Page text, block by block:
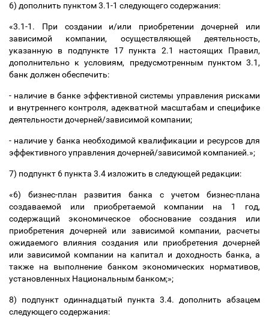
6) дополнить пунктом 3.1-1 следующего содержания:
«3.1-1. При создании и/или приобретении дочерней или
зависимой компании, осуществляющей деятельность,
указанную в подпункте 17 пункта 2.1 настоящих Правил,
дополнительно к условиям, предусмотренным пунктом 3.1,
банк должен обеспечить:
- наличие в банке эффективной системы управления рисками
и внутреннего контроля, адекватной масштабам и специфике
деятельности дочерней/зависимой компании;
- наличие у банка необходимой квалификации и ресурсов для
эффективного управления дочерней/зависимой компанией.»;
7) подпункт 6 пункта 3.4 изложить в следующей редакции:
«6) бизнес-план развития банка с учетом бизнес-плана
создаваемой или приобретаемой компании на 1 год,
содержащий экономическое обоснование создания или
приобретения дочерней или зависимой компании, расчеты
ожидаемого влияния создания или приобретения дочерней
или зависимой компании на капитал и доходность банка, а
также на выполнение банком экономических нормативов,
установленных Национальным банком;»;
8) подпункт одиннадцатый пункта 3.4. дополнить абзацем
следующего содержания: